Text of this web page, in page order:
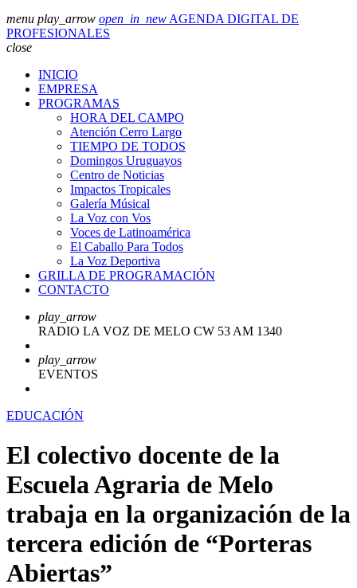
menu play_arrow open_in_new AGENDA DIGITAL DE
PROFESIONALES
close
INICIO
EMPRESA
PROGRAMAS
HORA DEL CAMPO
Atención Cerro Largo
TIEMPO DE TODOS
Domingos Uruguayos
Centro de Noticias
Impactos Tropicales
Galería Músical
La Voz con Vos
Voces de Latinoamérica
El Caballo Para Todos
La Voz Deportiva
GRILLA DE PROGRAMACIÓN
CONTACTO
play_arrow
RADIO LA VOZ DE MELO CW 53 AM 1340
play_arrow
EVENTOS
EDUCACIÓN
El colectivo docente de la
Escuela Agraria de Melo
trabaja en la organización de la
tercera edición de “Porteras
Abiertas”